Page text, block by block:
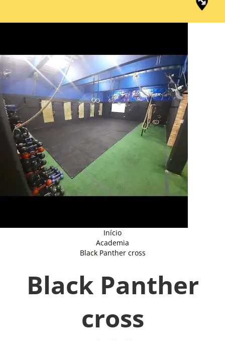
Início
Academia
Black Panther cross
Black Panther
cross